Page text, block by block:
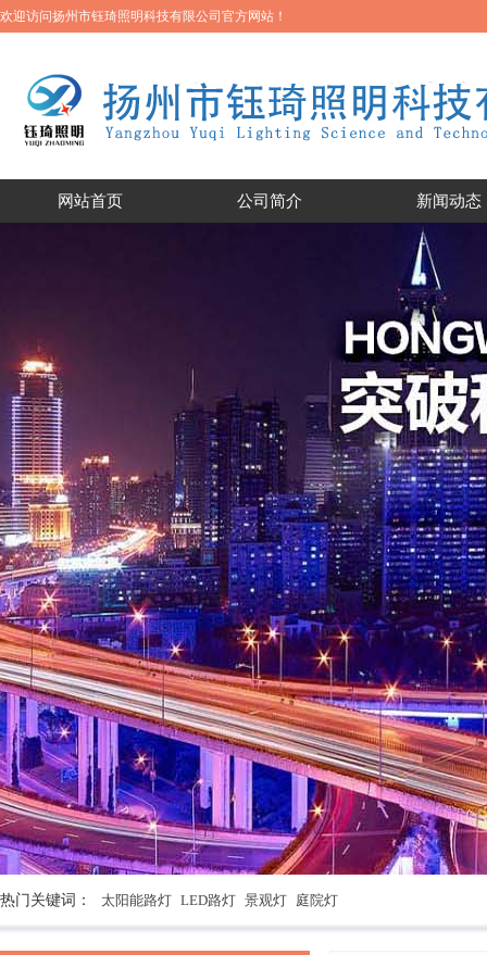
欢迎访问扬州市钰琦照明科技有限公司官方网站！
网站首页 公司简介 新闻动态
热门关键词： 太阳能路灯 LED路灯 景观灯 庭院灯